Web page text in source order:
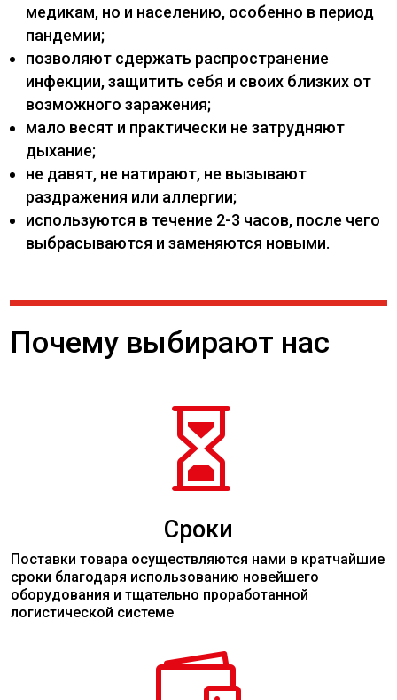
медикам, но и населению, особенно в период
пандемии;
позволяют сдержать распространение
инфекции, защитить себя и своих близких от
возможного заражения;
мало весят и практически не затрудняют
дыхание;
не давят, не натирают, не вызывают
раздражения или аллергии;
используются в течение 2-3 часов, после чего
выбрасываются и заменяются новыми.
Почему выбирают нас

Сроки
Поставки товара осуществляются нами в кратчайшие
сроки благодаря использованию новейшего
оборудования и тщательно проработанной
логистической системе